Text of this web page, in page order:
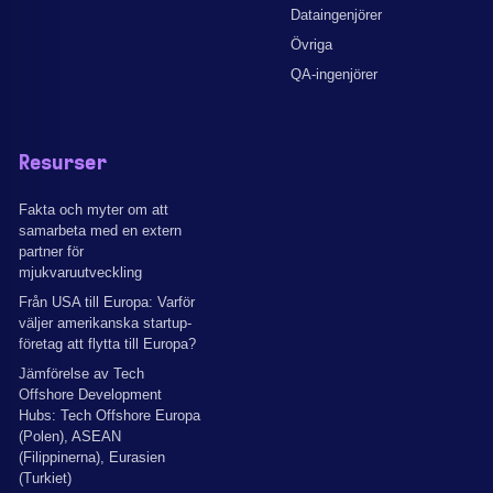
Dataingenjörer
Övriga
QA-ingenjörer
Resurser
Fakta och myter om att
samarbeta med en extern
partner för
mjukvaruutveckling
Från USA till Europa: Varför
väljer amerikanska startup-
företag att flytta till Europa?
Jämförelse av Tech
Offshore Development
Hubs: Tech Offshore Europa
(Polen), ASEAN
(Filippinerna), Eurasien
(Turkiet)